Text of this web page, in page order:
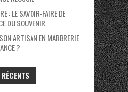
: LE SAVOIR-FAIRE DE
DU SOUVENIR
ARTISAN EN MARBRERIE
?